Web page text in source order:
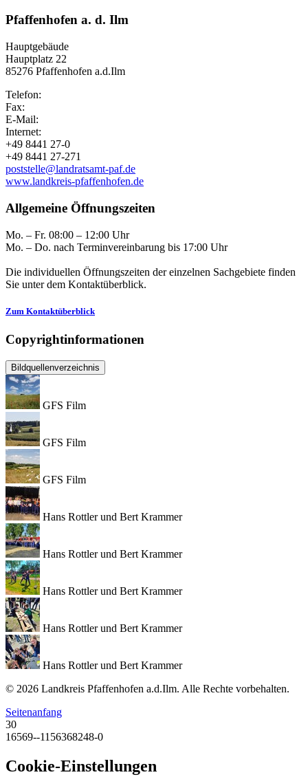
Pfaffenhofen a. d. Ilm
Hauptgebäude
Hauptplatz 22
85276 Pfaffenhofen a.d.Ilm
Telefon:
Fax:
E-Mail:
Internet:
+49 8441 27-0
+49 8441 27-271
poststelle@landratsamt-paf.de
www.landkreis-pfaffenhofen.de
Allgemeine Öffnungszeiten
Mo. – Fr. 08:00 – 12:00 Uhr
Mo. – Do. nach Terminvereinbarung bis 17:00 Uhr
Die individuellen Öffnungszeiten der einzelnen Sachgebiete finden
Sie unter dem Kontaktüberblick.
Zum Kontaktüberblick
Copyrightinformationen
Bildquellenverzeichnis
GFS Film
GFS Film
GFS Film
Hans Rottler und Bert Krammer
Hans Rottler und Bert Krammer
Hans Rottler und Bert Krammer
Hans Rottler und Bert Krammer
Hans Rottler und Bert Krammer
© 2026 Landkreis Pfaffenhofen a.d.Ilm. Alle Rechte vorbehalten.
Seitenanfang
30
16569--1156368248-0
Cookie-Einstellungen